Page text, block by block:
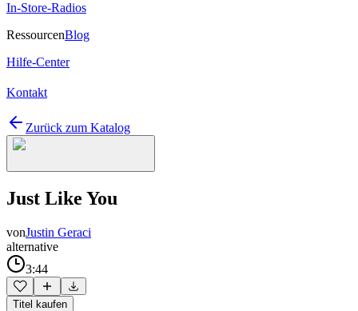
In-Store-Radios
RessourcenBlog
Hilfe-Center
Kontakt
Zurück zum Katalog
Just Like You
vonJustin Geraci
alternative
3:44
Titel kaufen